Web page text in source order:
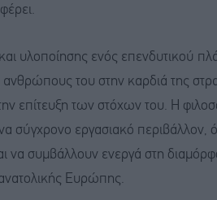
υλοποίησης ενός επενδυτικού
του στην καρδιά της
επίτευξη των στόχων του. Η
σύγχρονο εργασιακό περιβάλλον,
να συμβάλλουν ενεργά στη
Ευρώπης.